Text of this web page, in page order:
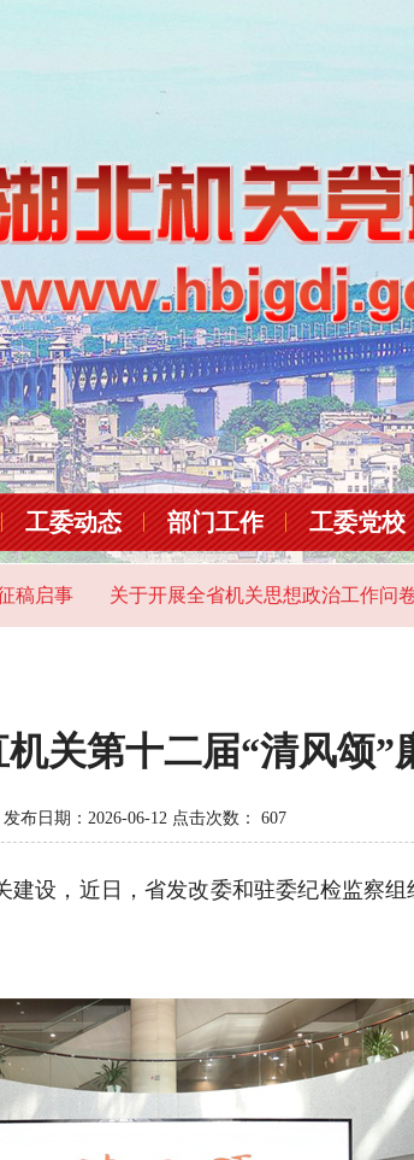
工委动态 部门工作 工委党校
事 关于开展全省机关思想政治工作问卷调
关第十二届“清风颂”
发布日期：2026-06-12 点击次数： 607
，近日，省发改委和驻委纪检监察组